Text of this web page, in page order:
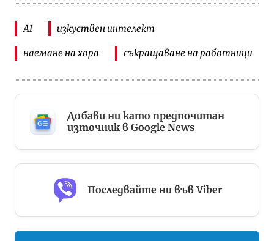
AI изкуствен интелект
наемане на хора съкращаване на работници
Добави ни като предпочитан
източник в Google News
Последвайте ни във Viber